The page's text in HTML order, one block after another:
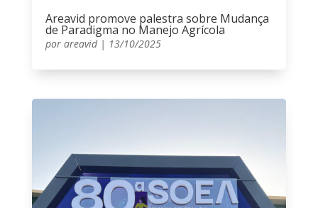
Areavid promove palestra sobre Mudança
de Paradigma no Manejo Agrícola
por areavid| 13/10/2025